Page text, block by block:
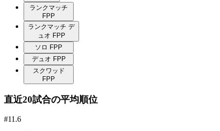
ランクマッチ
FPP
ランクマッチ デ
ュオ FPP
ソロ FPP
デュオ FPP
スクワッド
FPP
直近20試合の平均順位
#11.6